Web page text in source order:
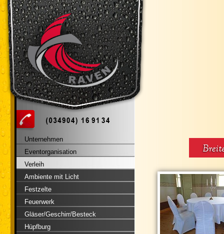
Unternehmen
Eventorganisation
Verleih
Ambiente mit Licht
Festzelte
Feuerwerk
Gläser/Geschirr/Besteck
Hüpfburg